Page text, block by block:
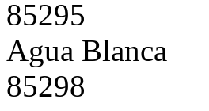
85295
Agua Blanca
85298